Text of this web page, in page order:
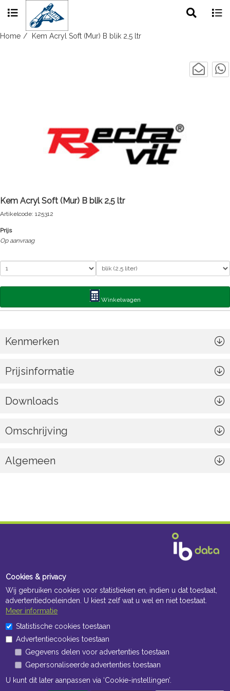
Skip
Home Kem Acryl Soft (Mur) B blik 2,5 ltr
Kem Acryl Soft (Mur) B blik 2,5 ltr
Artikelcode: 125312
Prijs
Op aanvraag
Winkelwagen
Kenmerken
Prijsinformatie
Downloads
Omschrijving
Algemeen
Navigatie
Algemene voorwaarden
Cookies & privacy
Wij gebruiken cookies voor statistieken en, indien u dat toestaat,
advertentiedoeleinden. U kiest zelf wat u wel en niet toestaat.
Meer informatie
Statistische cookies toestaan
Advertentiecookies toestaan
Gegevens delen voor advertenties toestaan
Gepersonaliseerde advertenties toestaan
U kunt dit later aanpassen via ‘Cookie-instellingen’.